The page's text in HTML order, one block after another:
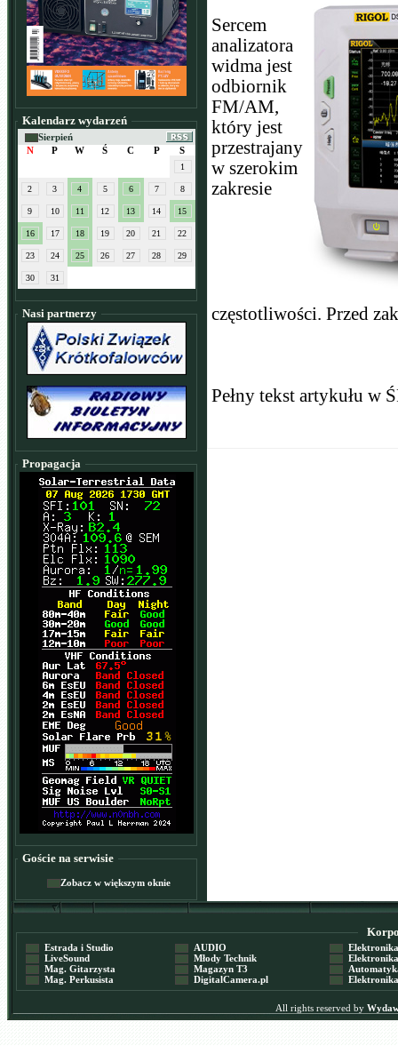
Kalendarz wydarzeń
Sierpień
N
P W Ś C P S
1
2 3 4 5 6 7 8
9 10 11 12 13 14 15
16 17 18 19 20 21 22
23 24 25 26 27 28 29
30 31
Nasi partnerzy
Propagacja
Goście na serwisie
Zobacz w większym oknie
Sercem
analizatora
widma jest
odbiornik
FM/AM,
który jest
przestrajany
w szerokim
zakresie
częstotliwości. Przed
Pełny tekst artykułu w
Estrada i Studio
LiveSound
Mag. Gitarzysta
Mag. Perkusista
AUDIO
Młody Technik
Magazyn T3
DigitalCamera.pl
Elektronika
Elektronika
Automatyka
Elektronika
All rights reserved by